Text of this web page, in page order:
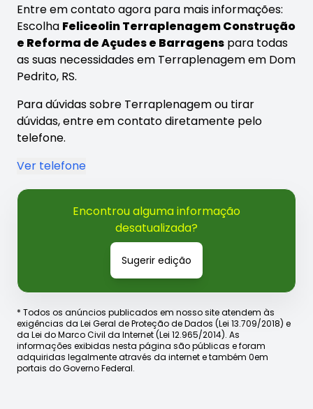
Entre em contato agora para mais informações:
Escolha Feliceolin Terraplenagem Construção
e Reforma de Açudes e Barragens para todas
as suas necessidades em Terraplenagem em Dom
Pedrito, RS.
Para dúvidas sobre Terraplenagem ou tirar
dúvidas, entre em contato diretamente pelo
telefone.
Ver telefone
Encontrou alguma informação
desatualizada?
Sugerir edição
* Todos os anúncios publicados em nosso site atendem às
exigências da Lei Geral de Proteção de Dados (Lei 13.709/2018) e
da Lei do Marco Civil da Internet (Lei 12.965/2014). As
informações exibidas nesta página são públicas e foram
adquiridas legalmente através da internet e também 0em
portais do Governo Federal.